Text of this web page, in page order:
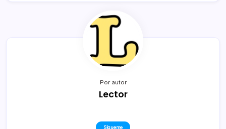
Por autor
Lector
Sígueme